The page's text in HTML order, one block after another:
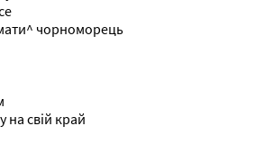
чорноморець
на свій край